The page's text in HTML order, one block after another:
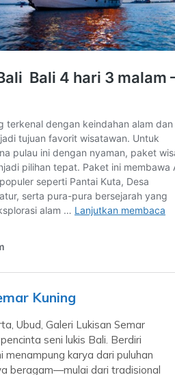
Kuning
Ubud, Galeri Lukisan Semar
seni lukis Bali. Berdiri
menampung karya dari puluhan
beragam—mulai dari tradisional